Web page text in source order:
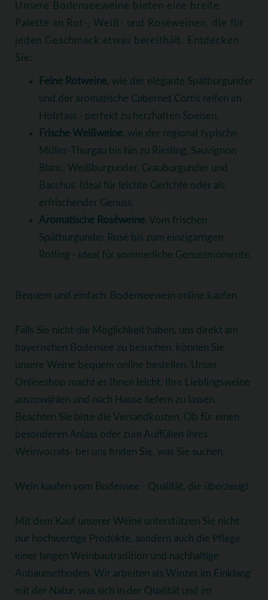
Unsere Bodenseeweine bieten eine breite
Palette an Rot-, Weiß- und Roséweinen, die für
jeden Geschmack etwas bereithält. Entdecken
Sie:
Feine Rotweine, wie der elegante Spätburgunder
und der aromatische Cabernet Cortis reifen im
Holzfass - perfekt zu herzhaften Speisen.
Frische Weißweine, wie der regional typische
Müller-Thurgau bis hin zu Riesling, Sauvignon
Blanc, Weißburgunder, Grauburgunder und
Bacchus. Ideal für leichte Gerichte oder als
erfrischender Genuss.
Aromatische Roséweine: Vom frischen
Spätburgunder Rosé bis zum einzigartigen
Rotling - ideal für sommerliche Genussmomente.
Bequem und einfach: Bodenseewein online kaufen
Falls Sie nicht die Möglichkeit haben, uns direkt am
bayerischen Bodensee zu besuchen, können Sie
unsere Weine bequem online bestellen. Unser
Onlineshop macht es Ihnen leicht, Ihre Lieblingsweine
auszuwählen und nach Hause liefern zu lassen.
Beachten Sie bitte die Versandkosten. Ob für einen
besonderen Anlass oder zum Auffüllen Ihres
Weinvorrats- bei uns finden Sie, was Sie suchen.
Wein kaufen vom Bodensee - Qualität, die überzeugt
Mit dem Kauf unserer Weine unterstützen Sie nicht
nur hochwertige Produkte, sondern auch die Pflege
einer langen Weinbautradition und nachhaltige
Anbaumethoden. Wir arbeiten als Winzer im Einklang
mit der Natur, was sich in der Qualität und im